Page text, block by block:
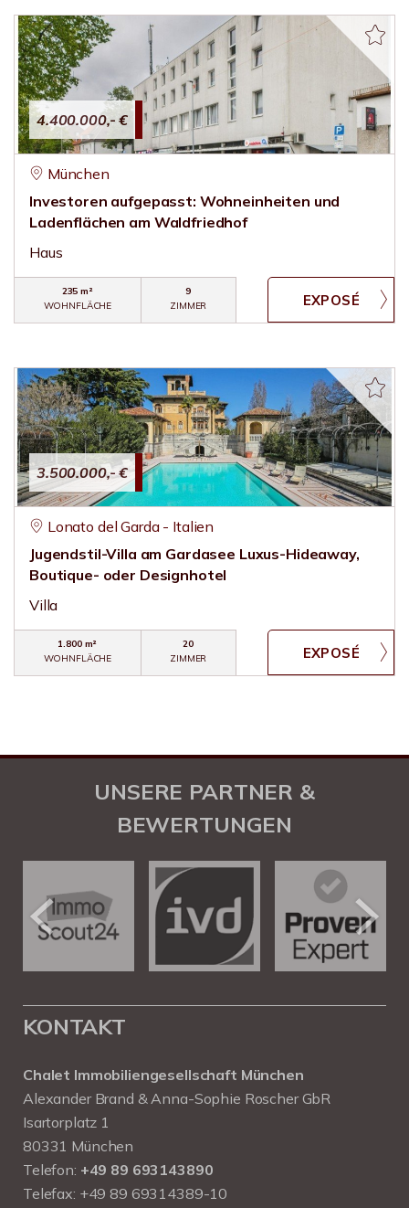
4.400.000,- €
München
Investoren aufgepasst: Wohneinheiten und
Ladenflächen am Waldfriedhof
Haus
235 m²
WOHNFLÄCHE
9
ZIMMER
3.500.000,- €
Lonato del Garda - Italien
Jugendstil-Villa am Gardasee Luxus-Hideaway,
Boutique- oder Designhotel
Villa
1.800 m²
WOHNFLÄCHE
20
ZIMMER
UNSERE PARTNER &
BEWERTUNGEN
KONTAKT
Chalet Immobiliengesellschaft München
Alexander Brand & Anna-Sophie Roscher GbR
Isartorplatz 1
80331 München
Telefon: +49 89 693143890
Telefax: +49 89 69314389-10